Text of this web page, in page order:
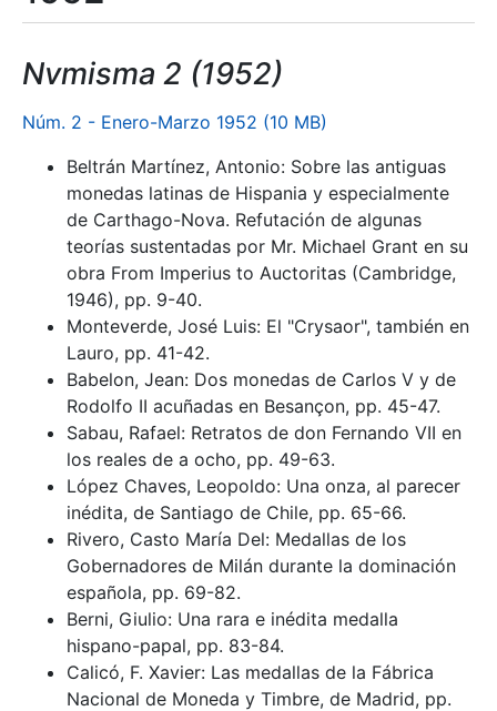
Nvmisma 2 (1952)
Núm. 2 - Enero-Marzo 1952 (10 MB)
Beltrán Martínez, Antonio: Sobre las antiguas
monedas latinas de Hispania y especialmente
de Carthago-Nova. Refutación de algunas
teorías sustentadas por Mr. Michael Grant en su
obra From Imperius to Auctoritas (Cambridge,
1946), pp. 9-40.
Monteverde, José Luis: El "Crysaor", también en
Lauro, pp. 41-42.
Babelon, Jean: Dos monedas de Carlos V y de
Rodolfo II acuñadas en Besançon, pp. 45-47.
Sabau, Rafael: Retratos de don Fernando VII en
los reales de a ocho, pp. 49-63.
López Chaves, Leopoldo: Una onza, al parecer
inédita, de Santiago de Chile, pp. 65-66.
Rivero, Casto María Del: Medallas de los
Gobernadores de Milán durante la dominación
española, pp. 69-82.
Berni, Giulio: Una rara e inédita medalla
hispano-papal, pp. 83-84.
Calicó, F. Xavier: Las medallas de la Fábrica
Nacional de Moneda y Timbre, de Madrid, pp.